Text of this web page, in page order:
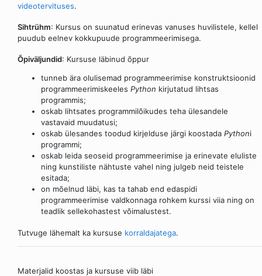
videotervituses.
Sihtrühm: Kursus on suunatud erinevas vanuses huvilistele, kellel
puudub eelnev kokkupuude programmeerimisega.
Õpiväljundid: Kursuse läbinud õppur
tunneb ära olulisemad programmeerimise konstruktsioonid
programmeerimiskeeles Python kirjutatud lihtsas
programmis;
oskab lihtsates programmilõikudes teha ülesandele
vastavaid muudatusi;
oskab ülesandes toodud kirjelduse järgi koostada Pythoni
programmi;
oskab leida seoseid programmeerimise ja erinevate eluliste
ning kunstiliste nähtuste vahel ning julgeb neid teistele
esitada;
on mõelnud läbi, kas ta tahab end edaspidi
programmeerimise valdkonnaga rohkem kurssi viia ning on
teadlik sellekohastest võimalustest.
Tutvuge lähemalt ka kursuse korraldajatega.
Materjalid koostas ja kursuse viib läbi